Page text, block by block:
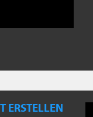
ERSTELLEN